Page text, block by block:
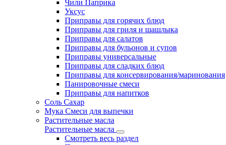
Чили Паприка
Уксус
Приправы для горячих блюд
Приправы для гриля и шашлыка
Приправы для салатов
Приправы для бульонов и супов
Приправы универсальные
Приправы для сладких блюд
Приправы для консервирования/маринования
Панировочные смеси
Приправы для напитков
Соль Сахар
Мука Смеси для выпечки
Растительные масла
Растительные масла
Смотреть весь раздел